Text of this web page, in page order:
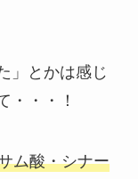
」とかは感じ
・・・！
ム酸・シナー